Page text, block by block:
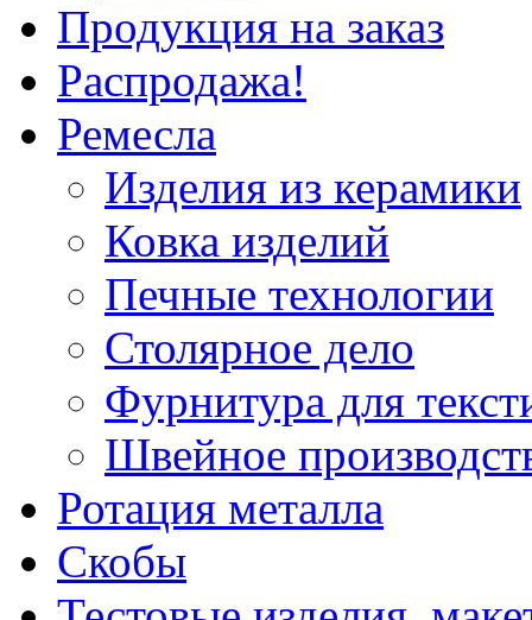
Продукция на заказ
Распродажа!
Ремесла
Изделия из керамики
Ковка изделий
Печные технологии
Столярное дело
Фурнитура для
Швейное
Ротация металла
Скобы